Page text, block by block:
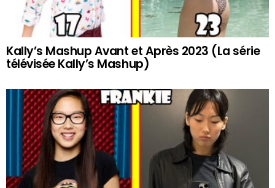
Kally’s Mashup Avant et Après 2023 (La série
télévisée Kally’s Mashup)